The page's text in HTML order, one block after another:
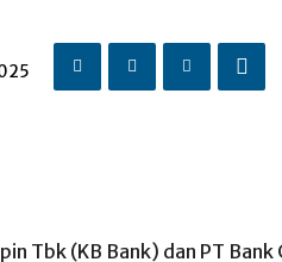
Tbk (KB Bank) dan PT